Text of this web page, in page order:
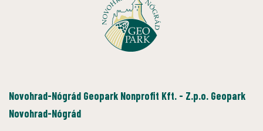
Novohrad-Nógrád Geopark Nonprofit Kft. - Z.p.o. Geopark
Novohrad-Nógrád